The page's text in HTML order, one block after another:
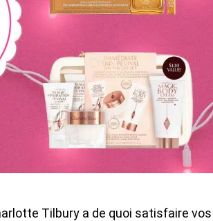
Tilbury a de quoi satisfaire vos